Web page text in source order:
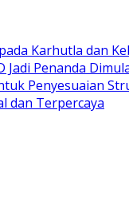
Karhutla dan
Jadi Penanda
Penyesuaian